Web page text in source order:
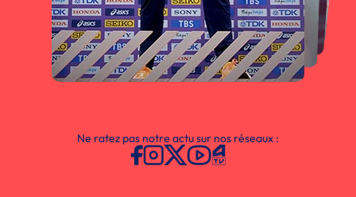
Ne ratez pas notre actu sur nos réseaux :